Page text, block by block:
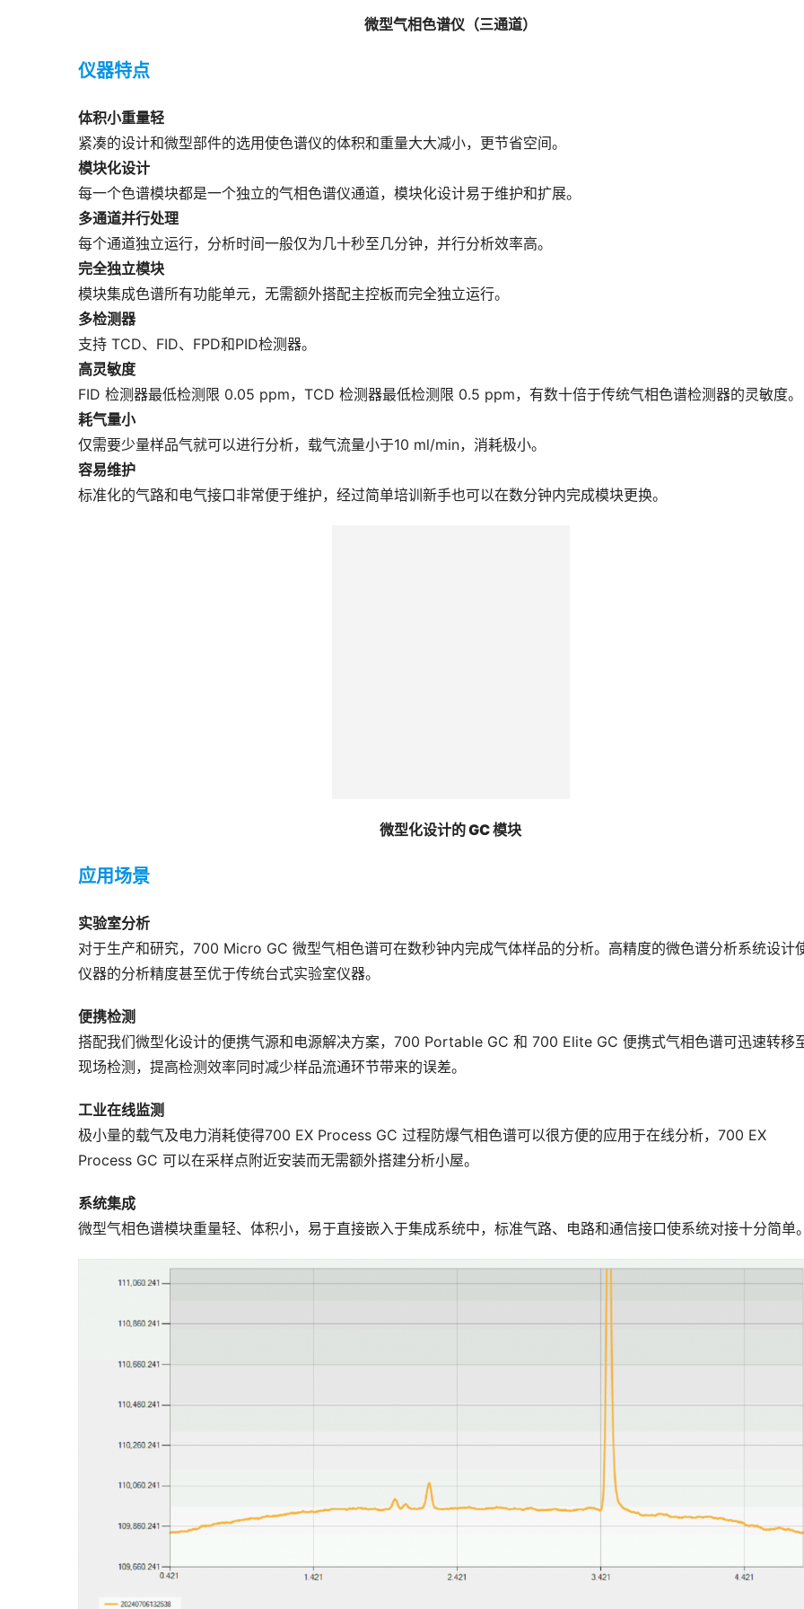
紧凑的设计和微型部件的选用使色谱仪的体积和重量大大减小，更节省空间。
模块化设计
每一个色谱模块都是一个独立的气相色谱仪通道，模块化设计易于维护和扩展。
多通道并行处理
每个通道独立运行，分析时间一般仅为几十秒至几分钟，并行分析效率高。
完全独立模块
模块集成色谱所有功能单元，无需额外搭配主控板而完全独立运行。
多检测器
支持 TCD、FID、FPD和PID检测器。
高灵敏度
FID 检测器最低检测限 0.05 ppm，TCD 检测器最低检测限 0.5 ppm，有数十倍于传统气相色谱检测器的灵敏度
耗气量小
仅需要少量样品气就可以进行分析，载气流量小于10 ml/min，消耗极小。
容易维护
标准化的气路和电气接口非常便于维护，经过简单培训新手也可以在数分钟内完成模块更换。
对于生产和研究，700 Micro GC 微型气相色谱可在数秒钟内完成气体样品的分析。高精度的微色谱分析系统设计
仪器的分析精度甚至优于传统台式实验室仪器。
搭配我们微型化设计的便携气源和电源解决方案，700 Portable GC 和 700 Elite GC 便携式气相色谱可迅速转移
现场检测，提高检测效率同时减少样品流通环节带来的误差。
极小量的载气及电力消耗使得700 EX Process GC 过程防爆气相色谱可以很方便的应用于在线分析，700 EX
Process GC 可以在采样点附近安装而无需额外搭建分析小屋。
微型气相色谱模块重量轻、体积小，易于直接嵌入于集成系统中，标准气路、电路和通信接口使系统对接十分简单